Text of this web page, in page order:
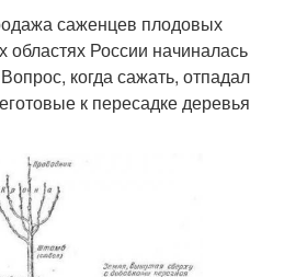
саженцев плодовых
России начиналась
когда сажать, отпадал
к пересадке деревья